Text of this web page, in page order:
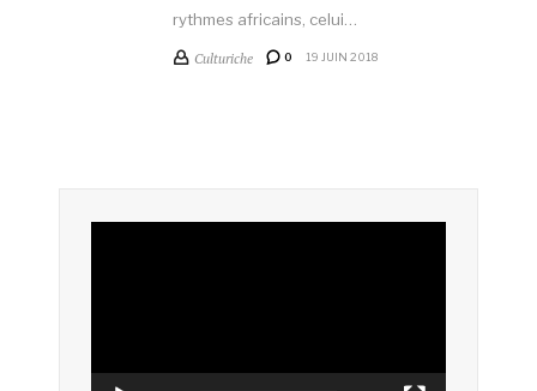
rythmes africains, celui…
Culturiche 0 19 JUIN 2018